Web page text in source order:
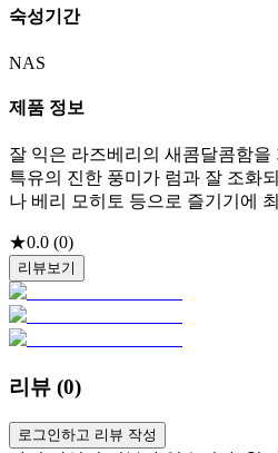
숙성기간
NAS
제품 정보
잘 익은 라즈베리의 새콤달콤함
특유의 진한 풍미가 럼과 잘 조화
나 베리 모히토 등으로 즐기기에
★0.0 (0)
리뷰보기
리뷰 (0)
로그인하고 리뷰 작성